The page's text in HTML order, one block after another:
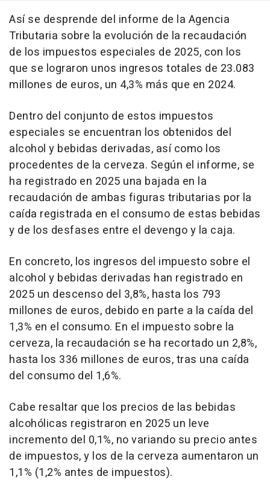
Así se desprende del informe de la Agencia
Tributaria sobre la evolución de la recaudación
de los impuestos especiales de 2025, con los
que se lograron unos ingresos totales de 23.083
millones de euros, un 4,3% más que en 2024.
Dentro del conjunto de estos impuestos
especiales se encuentran los obtenidos del
alcohol y bebidas derivadas, así como los
procedentes de la cerveza. Según el informe, se
ha registrado en 2025 una bajada en la
recaudación de ambas figuras tributarias por la
caída registrada en el consumo de estas bebidas
y de los desfases entre el devengo y la caja.
En concreto, los ingresos del impuesto sobre el
alcohol y bebidas derivadas han registrado en
2025 un descenso del 3,8%, hasta los 793
millones de euros, debido en parte a la caída del
1,3% en el consumo. En el impuesto sobre la
cerveza, la recaudación se ha recortado un 2,8%,
hasta los 336 millones de euros, tras una caída
del consumo del 1,6%.
Cabe resaltar que los precios de las bebidas
alcohólicas registraron en 2025 un leve
incremento del 0,1%, no variando su precio antes
de impuestos, y los de la cerveza aumentaron un
1,1% (1,2% antes de impuestos).